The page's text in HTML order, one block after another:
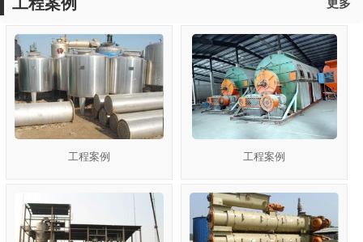
更多
工程案例 工程案例